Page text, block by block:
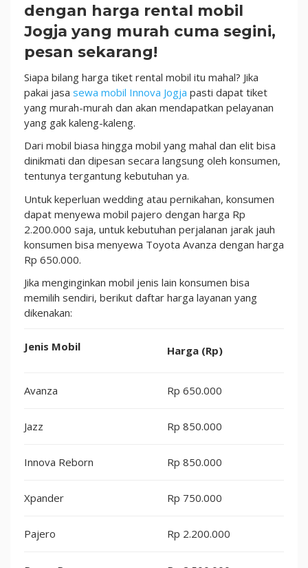
dengan harga rental mobil
Jogja yang murah cuma segini,
pesan sekarang!
Siapa bilang harga tiket rental mobil itu mahal? Jika
pakai jasa sewa mobil Innova Jogja pasti dapat tiket
yang murah-murah dan akan mendapatkan pelayanan
yang gak kaleng-kaleng.
Dari mobil biasa hingga mobil yang mahal dan elit bisa
dinikmati dan dipesan secara langsung oleh konsumen,
tentunya tergantung kebutuhan ya.
Untuk keperluan wedding atau pernikahan, konsumen
dapat menyewa mobil pajero dengan harga Rp
2.200.000 saja, untuk kebutuhan perjalanan jarak jauh
konsumen bisa menyewa Toyota Avanza dengan harga
Rp 650.000.
Jika menginginkan mobil jenis lain konsumen bisa
memilih sendiri, berikut daftar harga layanan yang
dikenakan:
Jenis Mobil Harga (Rp)
Avanza Rp 650.000
Jazz Rp 850.000
Innova Reborn Rp 850.000
Xpander Rp 750.000
Pajero Rp 2.200.000